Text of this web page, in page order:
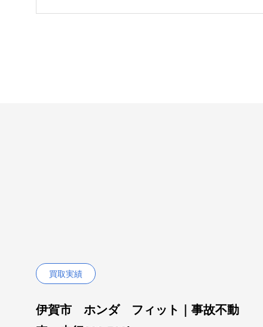
買取実績
伊賀市 ホンダ フィット｜事故不動